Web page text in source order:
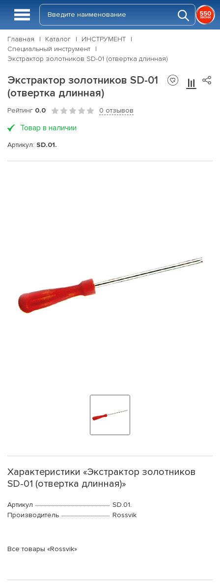
Главная Каталог
ИНСТРУМЕНТ
Специальный инструмент
Экстрактор золотников SD-01 (отвертка длинная)
Экстрактор золотников SD-01
(отвертка длинная)
Рейтинг 0.0 0 отзывов
Товар в наличии
Артикул: SD.01.
Характеристики «Экстрактор золотников
SD-01 (отвертка длинная)»
Артикул
SD.01.
Производитель
Rossvik
Все товары «Rossvik»